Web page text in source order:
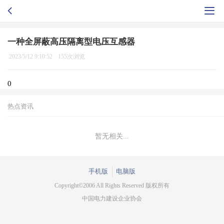
一种全屏蔽高压隔离型电压互感器
2023/5/12 9:10:52 155次浏览
0
热点资讯
暂无相关...
手机版 电脑版
Copyright©2006 All Rights Reserved 版权所有
中国电力建设企业协会